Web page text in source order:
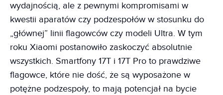
wydajnością, ale z pewnymi kompromisami w
kwestii aparatów czy podzespołów w stosunku do
„głównej” linii flagowców czy modeli Ultra. W tym
roku Xiaomi postanowiło zaskoczyć absolutnie
wszystkich. Smartfony 17T i 17T Pro to prawdziwe
flagowce, które nie dość, że są wyposażone w
potężne podzespoły, to mają potencjał na bycie